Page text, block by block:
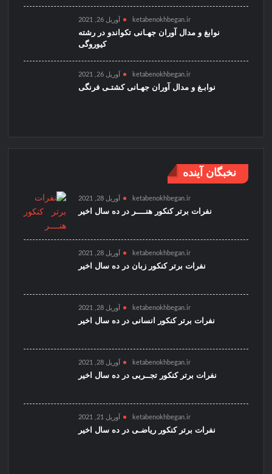
ketabenokhbegan.ir آوریل 26, 2021
نوابغ و مدال آوران جهـانی تکواندو در رشته
کیوروگی
ketabenokhbegan.ir آوریل 26, 2021
نوابـغ و مدال آوران جهـانی کشتـی فرنگی
نخبگان آینده
ketabenokhbegan.ir آوریل 28, 2021
نفرات برتر کنکور هنــــر در ده سال اخیر
ketabenokhbegan.ir آوریل 28, 2021
نفرات برتر کنکور زبان در ده سال اخیر
ketabenokhbegan.ir آوریل 28, 2021
نفرات برتر کنکور انسانی در ده سال اخیر
ketabenokhbegan.ir آوریل 28, 2021
نفرات برتر کنکور تجــربی در ده سال اخیر
ketabenokhbegan.ir آوریل 21, 2021
نفرات برتر کنکور ریاضـی در ده سال اخیر